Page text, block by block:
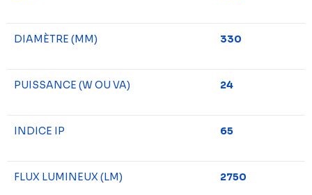
DIAMÈTRE (MM) 330
PUISSANCE (W OU VA) 24
INDICE IP 65
FLUX LUMINEUX (LM) 2750